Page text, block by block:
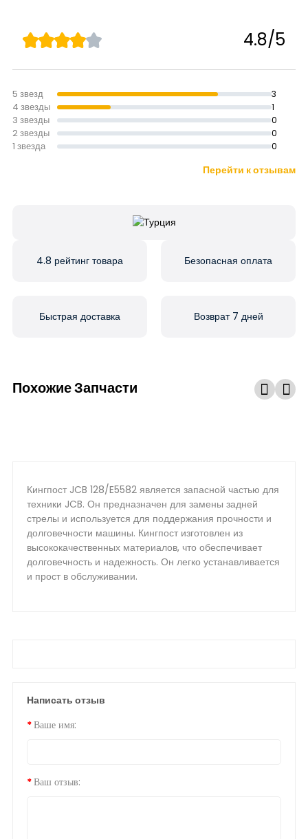
4.8/5
5 звезд 3
4 звезды 1
3 звезды 0
2 звезды 0
1 звезда 0
Перейти к отзывам
4.8 рейтинг товара Безопасная оплата
Быстрая доставка Возврат 7 дней
Похожие Запчасти
Кингпост JCB 128/E5582 является запасной частью для
техники JCB. Он предназначен для замены задней
стрелы и используется для поддержания прочности и
долговечности машины. Кингпост изготовлен из
высококачественных материалов, что обеспечивает
долговечность и надежность. Он легко устанавливается
и прост в обслуживании.
Написать отзыв
Ваше имя:
Ваш отзыв: